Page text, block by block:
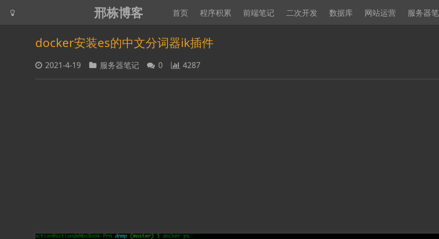
邢栋博客 首页 程序积累 前端笔记 二次开发 数据库 网站运营 服务器
docker安装es的中文分词器ik插件
2021-4-19 服务器笔记 0 4287